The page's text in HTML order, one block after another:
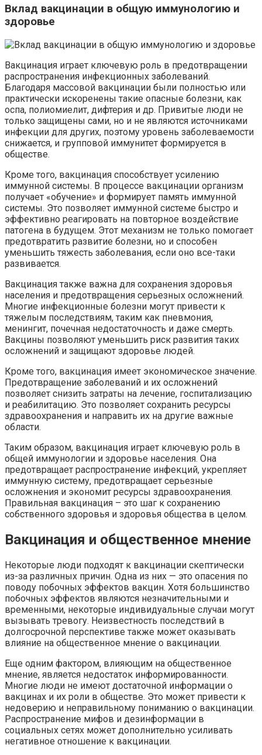
Вклад вакцинации в общую иммунологию и
здоровье
Вакцинация играет ключевую роль в предотвращении
распространения инфекционных заболеваний.
Благодаря массовой вакцинации были полностью или
практически искоренены такие опасные болезни, как
оспа, полиомиелит, дифтерия и др. Привитые люди не
только защищены сами, но и не являются источниками
инфекции для других, поэтому уровень заболеваемости
снижается, и групповой иммунитет формируется в
обществе.
Кроме того, вакцинация способствует усилению
иммунной системы. В процессе вакцинации организм
получает «обучение» и формирует память иммунной
системы. Это позволяет иммунной системе быстро и
эффективно реагировать на повторное воздействие
патогена в будущем. Этот механизм не только помогает
предотвратить развитие болезни, но и способен
уменьшить тяжесть заболевания, если оно все-таки
развивается.
Вакцинация также важна для сохранения здоровья
населения и предотвращения серьезных осложнений.
Многие инфекционные болезни могут привести к
тяжелым последствиям, таким как пневмония,
менингит, почечная недостаточность и даже смерть.
Вакцины позволяют уменьшить риск развития таких
осложнений и защищают здоровье людей.
Кроме того, вакцинация имеет экономическое значение.
Предотвращение заболеваний и их осложнений
позволяет снизить затраты на лечение, госпитализацию
и реабилитацию. Это позволяет сохранить ресурсы
здравоохранения и направить их на другие важные
области.
Таким образом, вакцинация играет ключевую роль в
общей иммунологии и здоровье населения. Она
предотвращает распространение инфекций, укрепляет
иммунную систему, предотвращает серьезные
осложнения и экономит ресурсы здравоохранения.
Правильная вакцинация – это шаг к сохранению
собственного здоровья и здоровья общества в целом.
Вакцинация и общественное мнение
Некоторые люди подходят к вакцинации скептически
из-за различных причин. Одна из них — это опасения по
поводу побочных эффектов вакцин. Хотя большинство
побочных эффектов являются незначительными и
временными, некоторые индивидуальные случаи могут
вызывать тревогу. Неизвестность последствий в
долгосрочной перспективе также может оказывать
влияние на общественное мнение о вакцинации.
Еще одним фактором, влияющим на общественное
мнение, является недостаток информированности.
Многие люди не имеют достаточной информации о
вакцинах и их роли в обществе. Это может привести к
недоверию и неправильному пониманию о вакцинации.
Распространение мифов и дезинформации в
социальных сетях может дополнительно усиливать
негативное отношение к вакцинации.